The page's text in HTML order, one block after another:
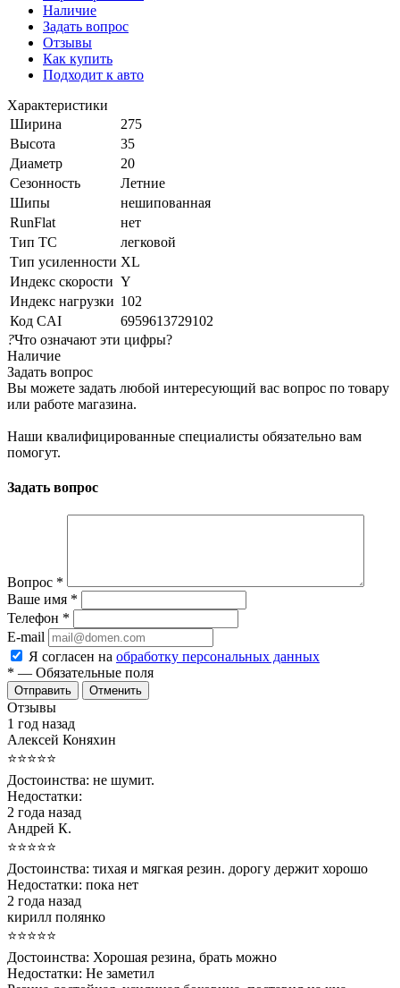
Наличие
Задать вопрос
Отзывы
Как купить
Подходит к авто
Характеристики
Ширина
275
Высота
35
Диаметр
20
Сезонность
Летние
Шипы
нешипованная
RunFlat
нет
Тип ТС
легковой
Тип усиленности XL
Индекс скорости Y
Индекс нагрузки 102
Код CAI
6959613729102
?Что означают эти цифры?
Наличие
Задать вопрос
Вы можете задать любой интересующий вас вопрос по товару
или работе магазина.
Наши квалифицированные специалисты обязательно вам
помогут.
Задать вопрос
Вопрос *
Ваше имя *
Телефон *
E-mail
Я согласен на обработку персональных данных
* — Обязательные поля
Отменить
Отзывы
1 год назад
Алексей Коняхин
⭐⭐⭐⭐⭐
Достоинства: не шумит.
Недостатки:
2 года назад
Андрей К.
⭐⭐⭐⭐⭐
Достоинства: тихая и мягкая резин. дорогу держит хорошо
Недостатки: пока нет
2 года назад
кирилл полянко
⭐⭐⭐⭐⭐
Достоинства: Хорошая резина, брать можно
Недостатки: Не заметил